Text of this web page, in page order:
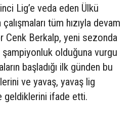
Lig’e veda eden Ülkü
tüm hızıyla devam
Cenk Berkalp, yeni sezonda
olduğuna vurgu
başladığı ilk günden bu
ve yavaş, yavaş lig
geldiklerini ifade etti.